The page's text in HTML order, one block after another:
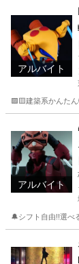
アルバイト
🟪🟨建築系かんた
アルバイト
🔔シフト自由!!選べ